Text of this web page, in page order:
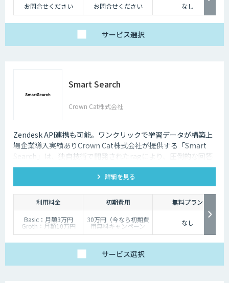
お問合せください
お問合せください なし
サービス選択
Smart Search
Crown Cat株式会社
Zendesk API連携も可能。ワンクリックで学習データが構築上
場企業導入実績ありCrown Cat株式会社が提供する「Smart
Search」は、独自技術で開発されたragにより、圧倒的な回答
精度を誇るAIチャットボットです。また回答精度が悪い時は管
理画面から簡単にご自身でチューニングができる、簡単でかつ
高精度な特徴があります。
詳細を見る
利用料金 初期費用
無料プラン
Basic：月額3万円
Groth：月額10万円
Enterprise：月額20万
30万円（今なら初期費
用無料キャンペーン
中）
なし
サービス選択